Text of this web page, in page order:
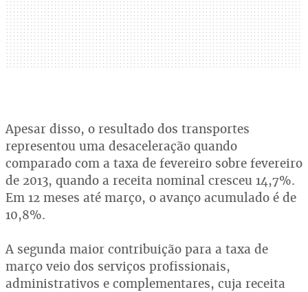
Apesar disso, o resultado dos transportes
representou uma desaceleração quando
comparado com a taxa de fevereiro sobre fevereiro
de 2013, quando a receita nominal cresceu 14,7%.
Em 12 meses até março, o avanço acumulado é de
10,8%.
A segunda maior contribuição para a taxa de
março veio dos serviços profissionais,
administrativos e complementares, cuja receita